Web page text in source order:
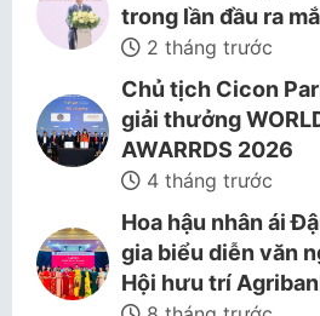
trong lần đầu ra
2 tháng trước
Chủ tịch Cicon
giải thưởng
AWARRDS 2026
4 tháng trước
Hoa hậu nhân ái
gia biểu diễn văn
Hội hưu trí